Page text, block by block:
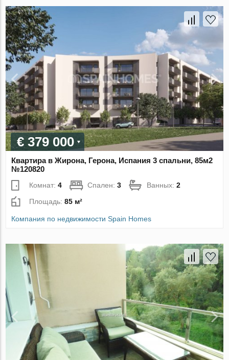
€ 379 000
Квартира в Жирона, Герона, Испания 3 спальни, 85м2
№120820
Комнат:4 Спален:3 Ванных:2
Площадь:85 м²
Компания по недвижимости Spain Homes